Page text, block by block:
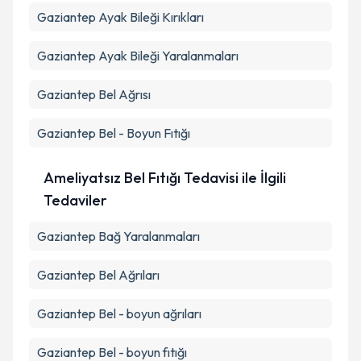
Gaziantep Ayak Bileği Kırıkları
Gaziantep Ayak Bileği Yaralanmaları
Gaziantep Bel Ağrısı
Gaziantep Bel - Boyun Fıtığı
Ameliyatsız Bel Fıtığı Tedavisi ile İlgili
Tedaviler
Gaziantep Bağ Yaralanmaları
Gaziantep Bel Ağrıları
Gaziantep Bel - boyun ağrıları
Gaziantep Bel - boyun fıtığı